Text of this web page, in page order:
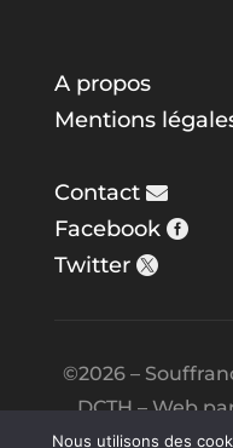
A propos
Mentions
Contact
Facebook
Twitter
©2026 –
DCTH – Web
Nous utilisons des